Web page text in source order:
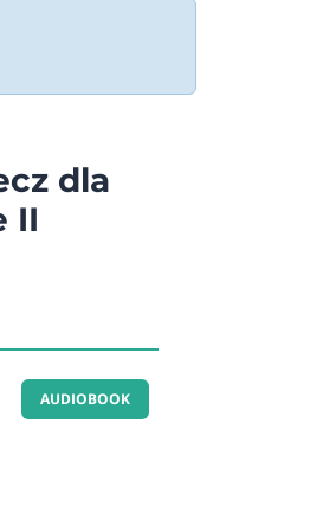
dla
II
AUDIOBOOK